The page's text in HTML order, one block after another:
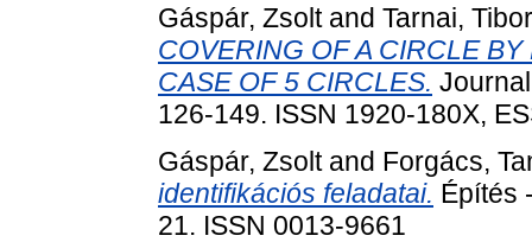
Gáspár, Zsoltand Tarnai, Tibor
COVERING OF A CIRCLE
CASE OF 5 CIRCLES.
126-149. ISSN 1920-180X,
Gáspár, Zsoltand Forgács,
identifikációs feladatai. Építés
21. ISSN 0013-9661